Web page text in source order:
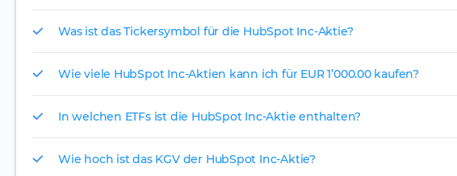
Was ist das Tickersymbol für die HubSpot Inc-Aktie?
Wie viele HubSpot Inc-Aktien kann ich für EUR 1’000.00 kaufen?
In welchen ETFs ist die HubSpot Inc-Aktie enthalten?
Wie hoch ist das KGV der HubSpot Inc-Aktie?